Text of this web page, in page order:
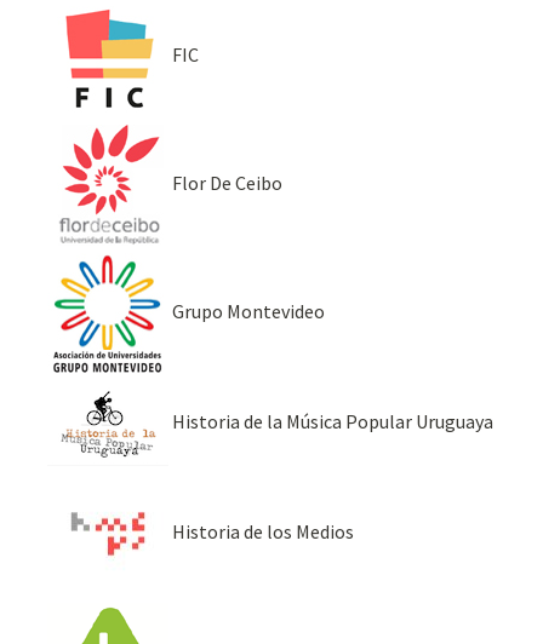
FIC
Flor De Ceibo
Grupo Montevideo
Historia de la Música Popular Uruguaya
Historia de los Medios